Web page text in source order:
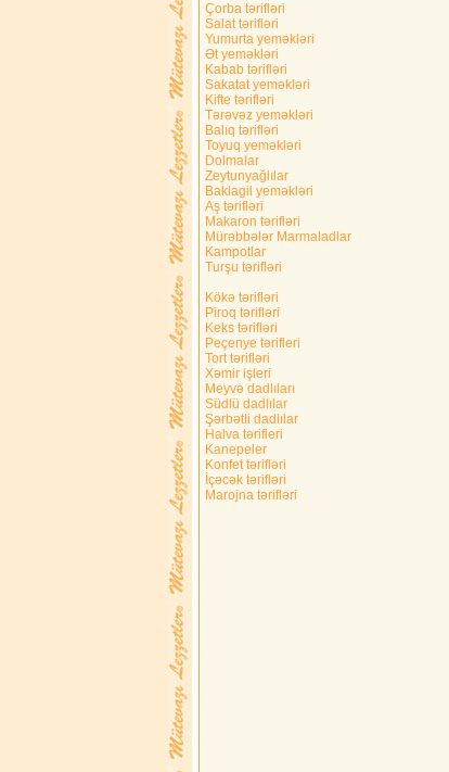
Çorba tərifləri
Salat tərifləri
Yumurta yeməkləri
Ət yeməkləri
Kabab tərifləri
Sakatat yeməkləri
Kifte tərifləri
Tərəvəz yeməkləri
Balıq tərifləri
Toyuq yeməkləri
Dolmalar
Zeytunyağlılar
Baklagil yeməkləri
Aş tərifləri
Makaron tərifləri
Mürəbbələr Marmaladlar
Kampotlar
Turşu tərifləri
Kökə tərifləri
Piroq tərifləri
Keks tərifləri
Peçenye tərifleri
Tort tərifləri
Xəmir işleri
Meyvə dadlıları
Südlü dadlılar
Şərbətli dadlılar
Halva tərifleri
Kanepeler
Konfet tərifləri
İçəcək tərifləri
Marojna tərifləri